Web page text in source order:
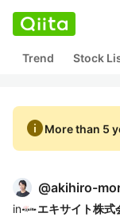
Trend Stock
infoMore than 5
@akihiro-
in